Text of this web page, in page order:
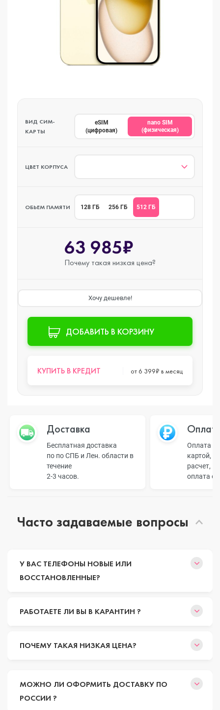
ВИД СИМ-
КАРТЫ
eSIM
(цифровая)
nano SIM
(физическая)
ЦВЕТ КОРПУСА
ОБЬЕМ ПАМЯТИ 128 ГБ 256 ГБ 512 ГБ
63 985₽
Почему такая низкая цена?
Хочу дешевле!
ДОБАВИТЬ В КОРЗИНУ
КУПИТЬ В КРЕДИТ от 6 399₽ в месяц
Доставка
Бесплатная доставка
по по СПБ и Лен. области в
течение
2-3 часов.
Оплата
картой,
расчет,
оплата
Часто задаваемые вопросы
У ВАС ТЕЛЕФОНЫ НОВЫЕ ИЛИ
ВОССТАНОВЛЕННЫЕ?
РАБОТАЕТЕ ЛИ ВЫ В КАРАНТИН ?
ПОЧЕМУ ТАКАЯ НИЗКАЯ ЦЕНА?
МОЖНО ЛИ ОФОРМИТЬ ДОСТАВКУ ПО
РОССИИ ?